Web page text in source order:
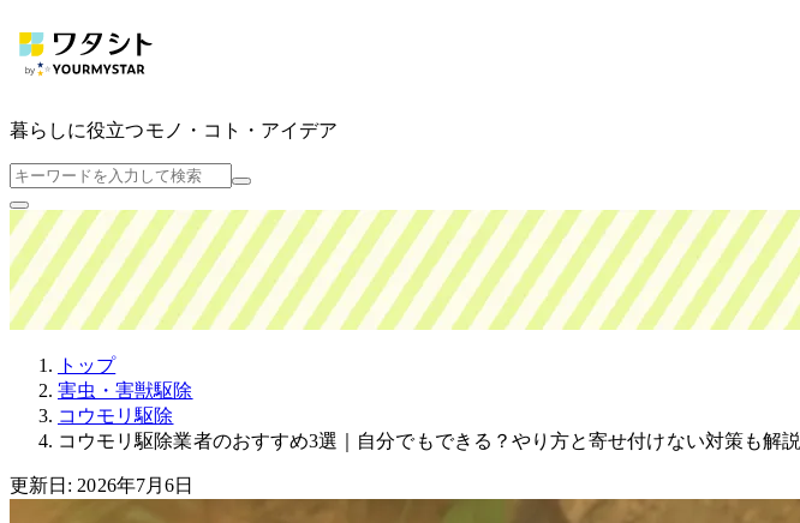
暮らしに役立つモノ・コト・アイデア
トップ
害虫・害獣駆除
コウモリ駆除
コウモリ駆除業者のおすすめ3選｜自分でもできる？やり方と寄せ付けない対策も解説
更新日: 2026年7月6日